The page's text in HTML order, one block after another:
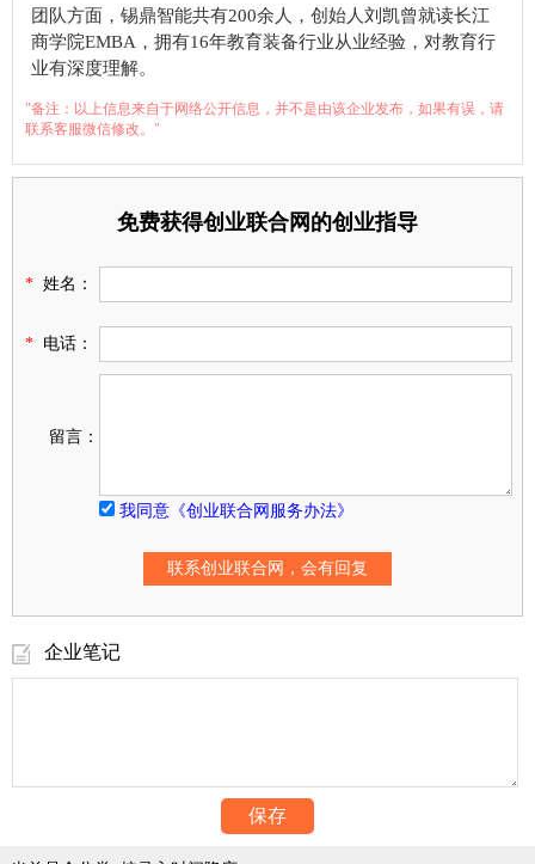
团队方面，锡鼎智能共有200余人，创始人刘凯曾就读长江
商学院EMBA，拥有16年教育装备行业从业经验，对教育行
业有深度理解。
"备注：以上信息来自于网络公开信息，并不是由该企业发布，如果有误，请
联系客服微信修改。"
免费获得创业联合网的创业指导
* 姓名：
* 电话：
留言：
我同意《创业联合网服务办法》
企业笔记